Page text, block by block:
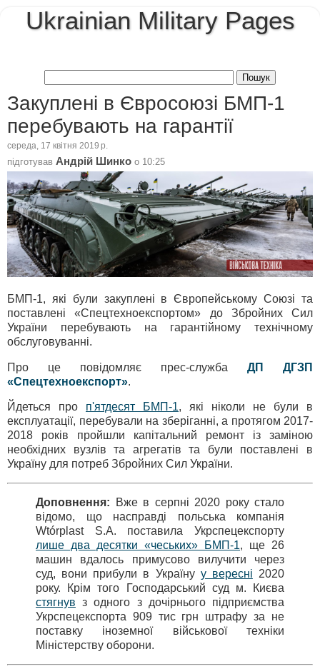
Ukrainian Military Pages
Закуплені в Євросоюзі БМП-1
перебувають на гарантії
середа, 17 квітня 2019 р.
підготував Андрій Шинко о 10:25
БМП-1, які були закуплені в Європейському Союзі та
поставлені «Спецтехноекспортом» до Збройних Сил
України перебувають на гарантійному технічному
обслуговуванні.
Про це повідомляє прес-служба ДП ДГЗП
«Спецтехноекспорт».
Йдеться про п'ятдесят БМП-1, які ніколи не були в
експлуатації, перебували на зберіганні, а протягом 2017-
2018 років пройшли капітальний ремонт із заміною
необхідних вузлів та агрегатів та були поставлені в
Україну для потреб Збройних Сил України.
Доповнення: Вже в серпні 2020 року стало
відомо, що насправді польська компанія
Wtórplast S.A. поставила Укрспецекспорту
лише два десятки «чеських» БМП-1, ще 26
машин вдалось примусово вилучити через
суд, вони прибули в Україну у вересні 2020
року. Крім того Господарський суд м. Києва
стягнув з одного з дочірнього підприємства
Укрспецекспорта 909 тис грн штрафу за не
поставку іноземної військової техніки
Міністерству оборони.